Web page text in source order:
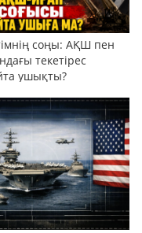
соңы: АҚШ пен
текетірес
ушықты?